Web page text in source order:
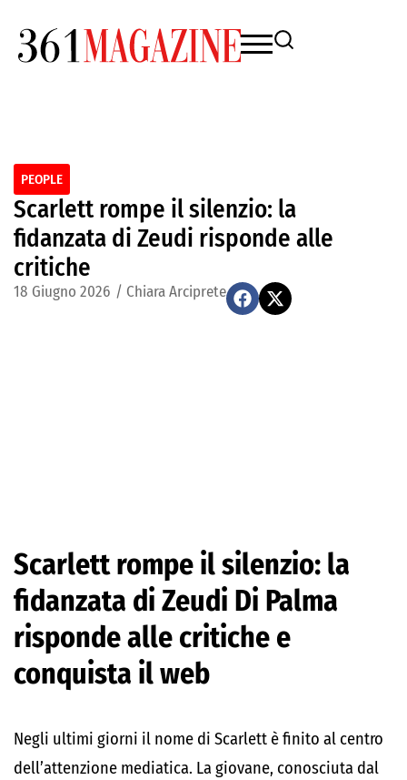
PEOPLE
Scarlett rompe il silenzio: la
fidanzata di Zeudi risponde alle
critiche
18 Giugno 2026 / Chiara Arciprete
Scarlett rompe il silenzio: la
fidanzata di Zeudi Di Palma
risponde alle critiche e
conquista il web
Negli ultimi giorni il nome di Scarlett è finito al centro
dell’attenzione mediatica. La giovane, conosciuta dal